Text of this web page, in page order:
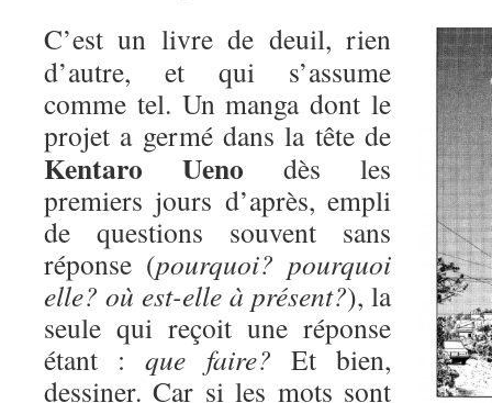
C’est un livre de deuil, rien
d’autre, et qui s’assume
comme tel. Un manga dont le
projet a germé dans la tête de
Kentaro Ueno dès les
premiers jours d’après, empli
de questions souvent sans
réponse (pourquoi? pourquoi
elle? où est-elle à présent?), la
seule qui reçoit une réponse
étant :que faire? Et bien,
dessiner. Car si les mots sont